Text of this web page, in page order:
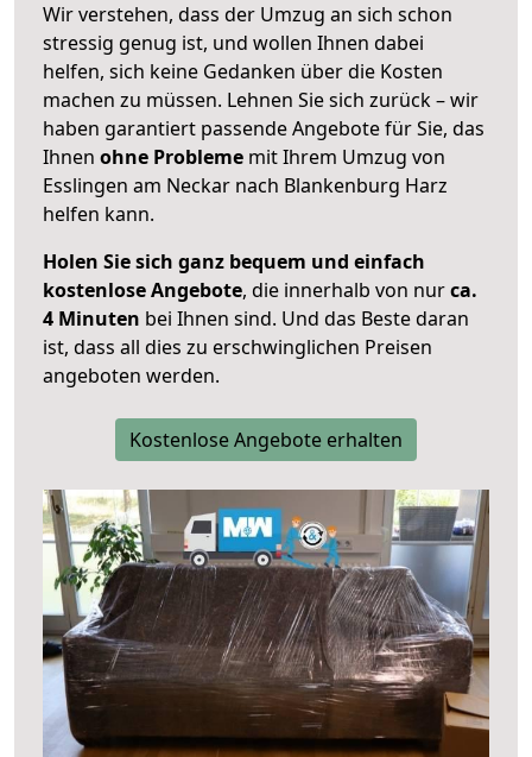
Wir verstehen, dass der Umzug an sich schon
stressig genug ist, und wollen Ihnen dabei
helfen, sich keine Gedanken über die Kosten
machen zu müssen. Lehnen Sie sich zurück – wir
haben garantiert passende Angebote für Sie, das
Ihnen ohne Probleme mit Ihrem Umzug von
Esslingen am Neckar nach Blankenburg Harz
helfen kann.
Holen Sie sich ganz bequem und einfach
kostenlose Angebote, die innerhalb von nurca.
4 Minuten bei Ihnen sind. Und das Beste daran
ist, dass all dies zu erschwinglichen Preisen
angeboten werden.
Kostenlose Angebote erhalten